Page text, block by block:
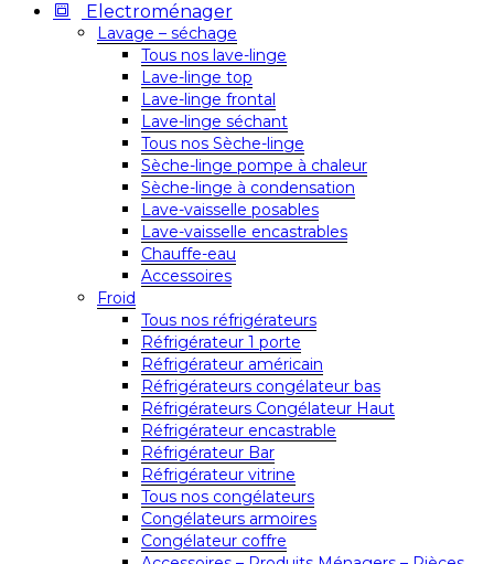
Electroménager
Lavage – séchage
Tous nos lave-linge
Lave-linge top
Lave-linge frontal
Lave-linge séchant
Tous nos Sèche-linge
Sèche-linge pompe à chaleur
Sèche-linge à condensation
Lave-vaisselle posables
Lave-vaisselle encastrables
Chauffe-eau
Accessoires
Froid
Tous nos réfrigérateurs
Réfrigérateur 1 porte
Réfrigérateur américain
Réfrigérateurs congélateur bas
Réfrigérateurs Congélateur Haut
Réfrigérateur encastrable
Réfrigérateur Bar
Réfrigérateur vitrine
Tous nos congélateurs
Congélateurs armoires
Congélateur coffre